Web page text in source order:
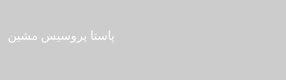
پاستا پروسيس مشين